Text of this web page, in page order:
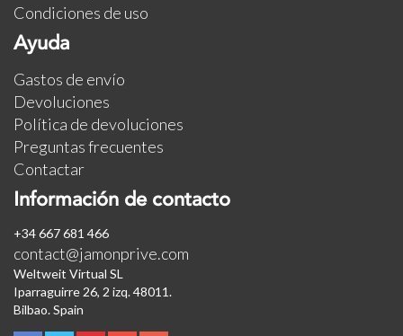
Condiciones de uso
Ayuda
Gastos de envío
Devoluciones
Política de devoluciones
Preguntas frecuentes
Contactar
Información de contacto
+34 667 681 466
contact@jamonprive.com
Weltweit Virtual SL
Iparraguirre 26, 2 izq. 48011.
Bilbao. Spain